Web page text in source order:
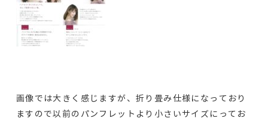
画像では大きく感じますが、折り畳み仕様になっており
ますので以前のパンフレットより小さいサイズにってお